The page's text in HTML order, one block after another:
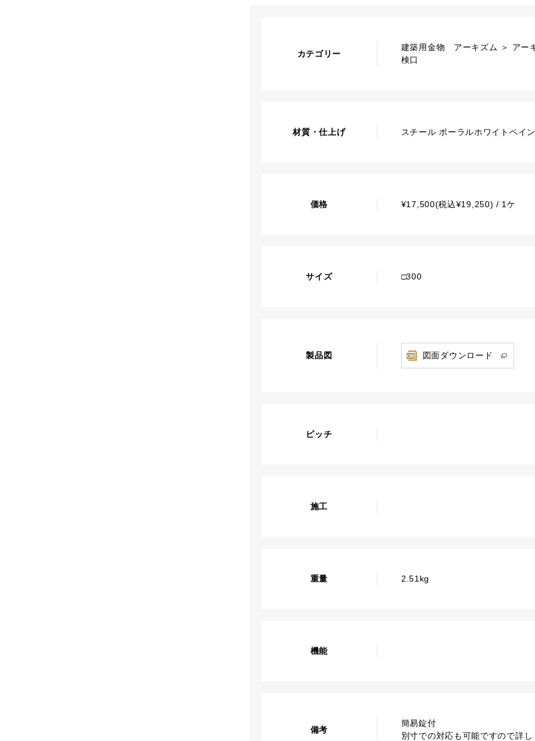
カテゴリー
建築用金物 アーキズム ＞ アー
検口
材質・仕上げ スチール ポーラルホワイトペイ
価格 ¥17,500(税込¥19,250) / 1ケ
サイズ □300
製品図 図面ダウンロード
ピッチ
施工
重量 2.51kg
機能
備考
簡易錠付
別寸での対応も可能ですので詳